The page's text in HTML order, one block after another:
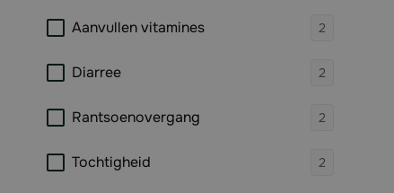
Aanvullen vitamines 2
Diarree 2
Rantsoenovergang 2
Tochtigheid 2